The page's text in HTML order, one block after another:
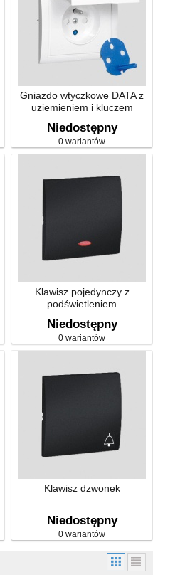
Gniazdo wtyczkowe DATA z
uziemieniem i kluczem
bryzgoszczelne
Niedostępny
0 wariantów
Klawisz pojedynczy z
podświetleniem
Niedostępny
0 wariantów
Klawisz dzwonek
Niedostępny
0 wariantów